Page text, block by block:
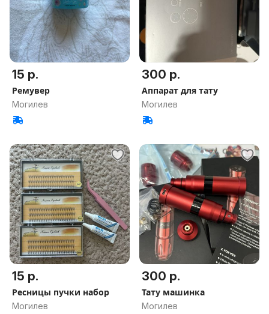
15 р.
Ремувер
Могилев
300 р.
Аппарат для тату
Могилев
15 р.
Ресницы пучки набор
Могилев
300 р.
Тату машинка
Могилев